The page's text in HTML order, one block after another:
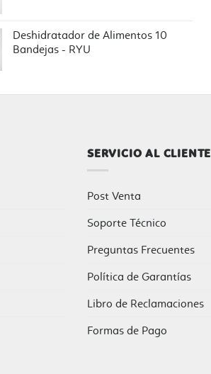
Deshidratador de Alimentos 10
Bandejas - RYU
SERVICIO AL CLIENTE
Post Venta
Soporte Técnico
Preguntas Frecuentes
Política de Garantías
Libro de Reclamaciones
Formas de Pago